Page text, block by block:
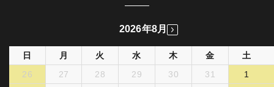
2026年8月
日 月 火 水 木 金
土
26
27 28 29 30 31
1